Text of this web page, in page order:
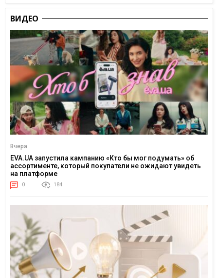
ВИДЕО
Вчера
EVA.UA запустила кампанию «Кто бы мог подумать» об
ассортименте, который покупатели не ожидают увидеть
на платформе
0 184